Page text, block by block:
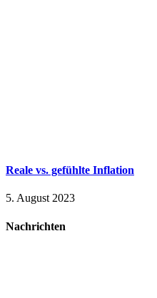
Reale vs. gefühlte Inflation
5. August 2023
Nachrichten